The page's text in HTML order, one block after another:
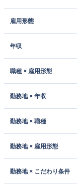
雇用形態
年収
職種 × 雇用形態
勤務地 × 年収
勤務地 × 職種
勤務地 × 雇用形態
勤務地 × こだわり条件